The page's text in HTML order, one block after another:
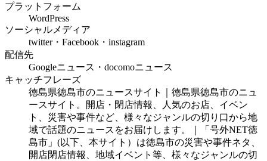
プラットフォーム
WordPress
ソーシャルメディア
twitter・Facebook・instagram
配信先
Googleニュース・docomoニュース
キャッチフレーズ
徳島県徳島市のニュースサイト｜徳島県徳島市のニュ
ースサイト。開店・閉店情報、人気のお店、イベン
ト、災害や事件など、様々なジャンルの切り口から地
域で話題のニュースをお届けします。｜「号外NET徳
島市」(以下、本サイト）は徳島市の災害や事件ネタ、
開店閉店情報、地域イベント等、様々なジャンルの切